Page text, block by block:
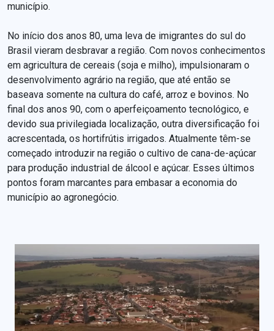
município.
No início dos anos 80, uma leva de imigrantes do sul do
Brasil vieram desbravar a região. Com novos conhecimentos
em agricultura de cereais (soja e milho), impulsionaram o
desenvolvimento agrário na região, que até então se
baseava somente na cultura do café, arroz e bovinos. No
final dos anos 90, com o aperfeiçoamento tecnológico, e
devido sua privilegiada localização, outra diversificação foi
acrescentada, os hortifrútis irrigados. Atualmente têm-se
começado introduzir na região o cultivo de cana-de-açúcar
para produção industrial de álcool e açúcar. Esses últimos
pontos foram marcantes para embasar a economia do
município ao agronegócio.